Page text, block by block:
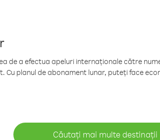
de a efectua apeluri internaționale către
Cu planul de abonament lunar, puteți face
Căutați mai multe destinații